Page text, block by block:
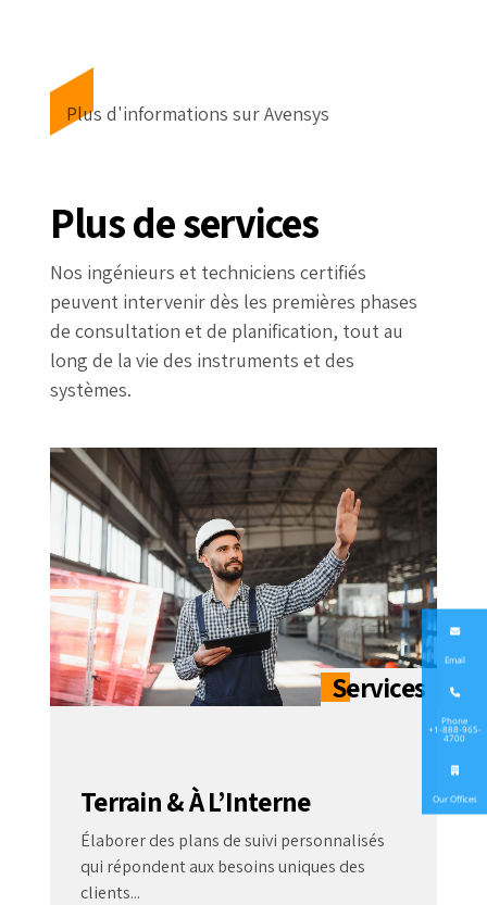
Plus d'informations sur Avensys
Plus de services
Nos ingénieurs et techniciens certifiés
peuvent intervenir dès les premières phases
de consultation et de planification, tout au
long de la vie des instruments et des
systèmes.
Terrain & À L’Interne
Élaborer des plans de suivi personnalisés
qui répondent aux besoins uniques des
clients...
Email
Phone
+1-888-965-
4700
Our Offices